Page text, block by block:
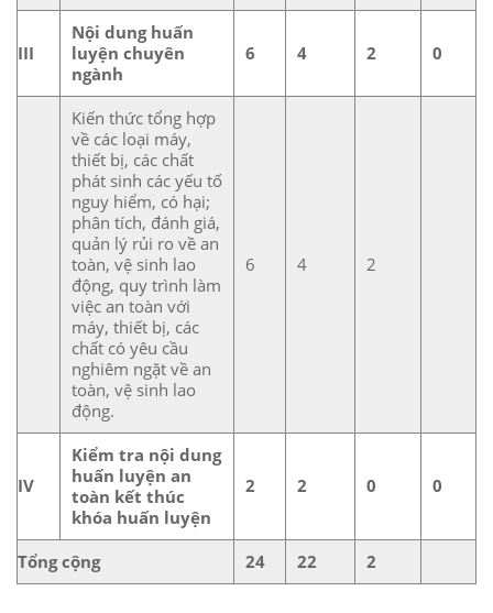
III
Nội dung huấn
luyện chuyên
ngành
6 4 2 0
Kiến thức tổng hợp
về các loại máy,
thiết bị, các chất
phát sinh các yếu tố
nguy hiểm, có hại;
phân tích, đánh giá,
quản lý rủi ro về an
toàn, vệ sinh lao
động, quy trình làm
việc an toàn với
máy, thiết bị, các
chất có yêu cầu
nghiêm ngặt về an
toàn, vệ sinh lao
động.
6 4 2
IV
Kiểm tra nội dung
huấn luyện an
toàn kết thúc
khóa huấn luyện
2 2 0 0
Tổng cộng 24 22 2